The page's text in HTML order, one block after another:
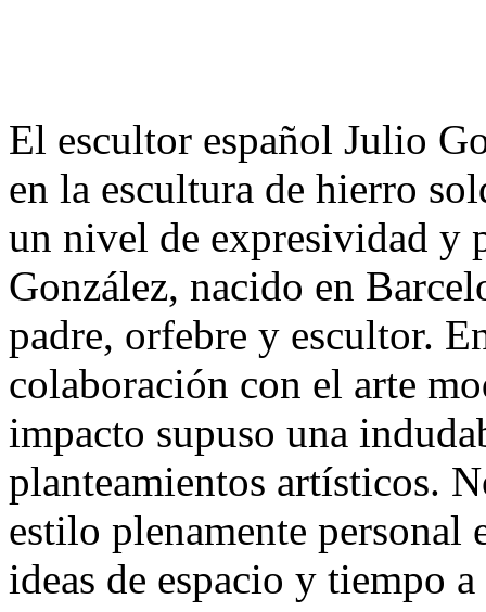
El escultor español Julio
en la escultura de hierro
un nivel de expresividad y
González, nacido en
padre, orfebre y escultor.
colaboración con el arte
impacto supuso una
planteamientos artísticos.
estilo plenamente personal
ideas de espacio y tiempo